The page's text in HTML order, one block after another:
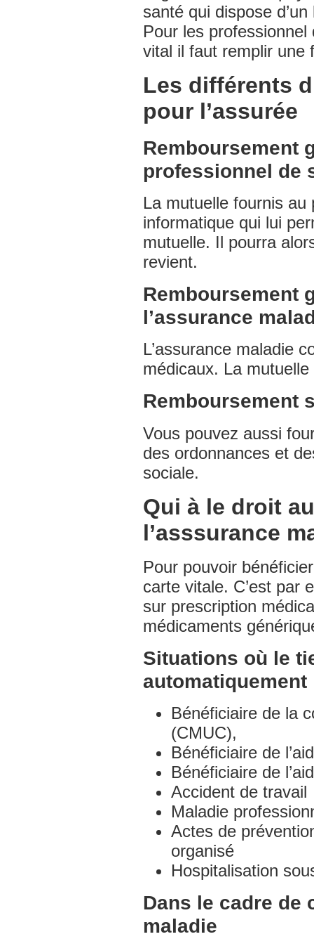
santé qui dispose
Pour les
vital il faut remplir une
Les différents
pour l’assurée
Remboursement
professionnel de
La mutuelle fournis
informatique qui lui
mutuelle. Il pourra
revient.
Remboursement
l’assurance
L’assurance maladie
médicaux. La
Remboursement
Vous pouvez aussi
des ordonnances et
sociale.
Qui à le droit
l’asssurance
Pour pouvoir
carte vitale. C’est par
sur prescription
médicaments
Situations où le
automatiquement
Bénéficiaire de la
(CMUC),
Bénéficiaire de
Bénéficiaire de
Accident de travail
Maladie
Actes de
organisé
Hospitalisation
Dans le cadre de
maladie